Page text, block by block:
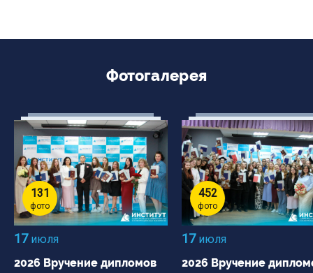
Фотогалерея
131
фото
17июля
2026 Вручение дипломов
452
фото
17июля
2026 Вручение